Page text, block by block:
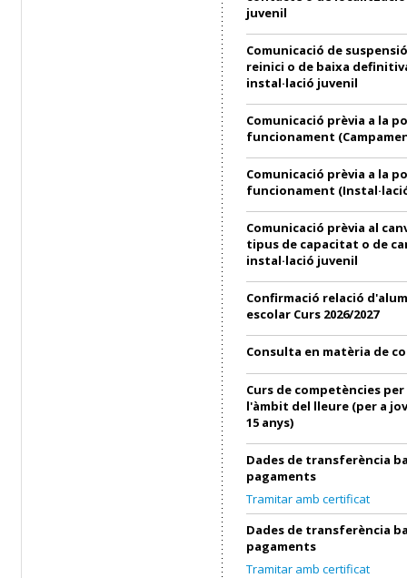
juvenil
Comunicació de
reinici o de baixa
instal·lació juvenil
Comunicació prèvia a la
funcionament
Comunicació prèvia a la
funcionament
Comunicació prèvia al
tipus de capacitat o de
instal·lació juvenil
Confirmació relació
escolar Curs 2026/2027
Consulta en matèria de
Curs de competències
l'àmbit del lleure (per a
15 anys)
Dades de transferència
pagaments
Tramitar amb certificat
Dades de transferència
pagaments
Tramitar amb certificat